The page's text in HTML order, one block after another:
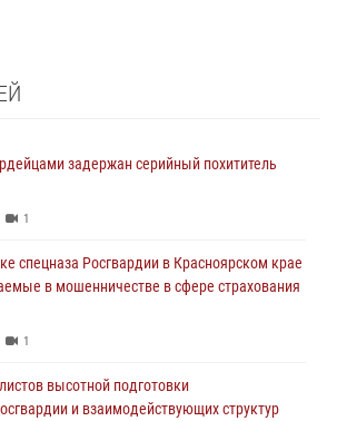
задержан серийный похититель
1
спецназа Росгвардии в Красноярском крае
в мошенничестве в сфере страхования
1
высотной подготовки
и взаимодействующих структур